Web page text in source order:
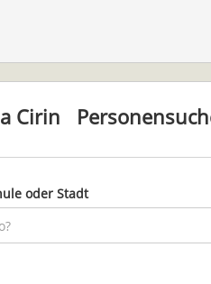
Cirin
oder Stadt